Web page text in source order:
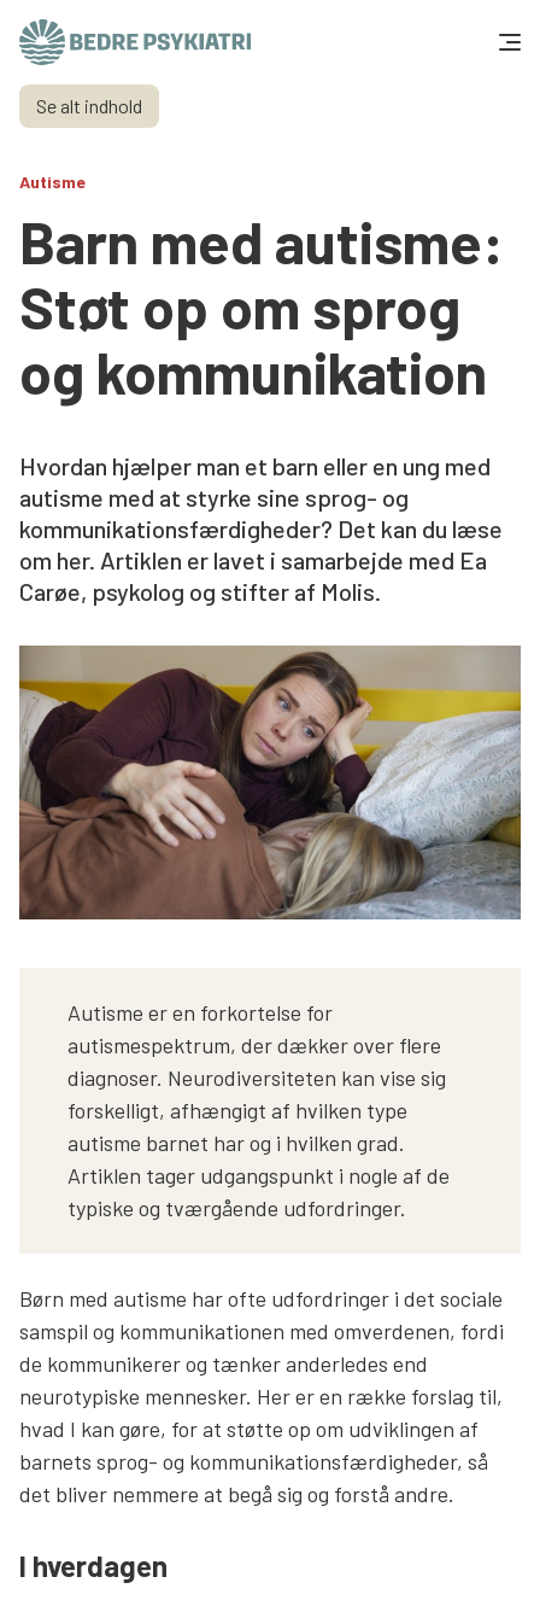
Skip to content
Få hjælp
Tal og fakta
Om os
Vær med
Presse og politik
Støt os
Søg
Se alt indhold
Autisme
Barn med autisme:
Støt op om sprog
og kommunikation
Hvordan hjælper man et barn eller en ung med
autisme med at styrke sine sprog- og
kommunikationsfærdigheder? Det kan du læse
om her. Artiklen er lavet i samarbejde med Ea
Carøe, psykolog og stifter af Molis.
Autisme er en forkortelse for
autismespektrum, der dækker over flere
diagnoser. Neurodiversiteten kan vise sig
forskelligt, afhængigt af hvilken type
autisme barnet har og i hvilken grad.
Artiklen tager udgangspunkt i nogle af de
typiske og tværgående udfordringer.
Børn med autisme har ofte udfordringer i det sociale
samspil og kommunikationen med omverdenen, fordi
de kommunikerer og tænker anderledes end
neurotypiske mennesker. Her er en række forslag til,
hvad I kan gøre, for at støtte op om udviklingen af
barnets sprog- og kommunikationsfærdigheder, så
det bliver nemmere at begå sig og forstå andre.
I hverdagen